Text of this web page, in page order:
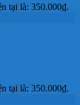
tại là: 350.000₫.
tại là: 350.000₫.